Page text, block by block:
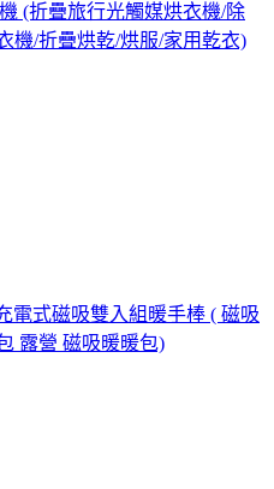
(折疊旅行光觸媒烘衣機/除
機/折疊烘乾/烘服/家用乾衣)
電式磁吸雙入組暖手棒 ( 磁吸
露營 磁吸暖暖包)